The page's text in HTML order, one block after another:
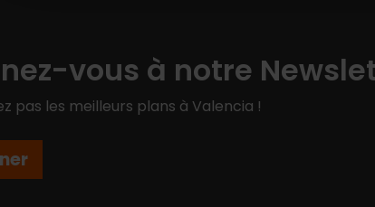
vous à notre
pas les meilleurs plans à Valencia !